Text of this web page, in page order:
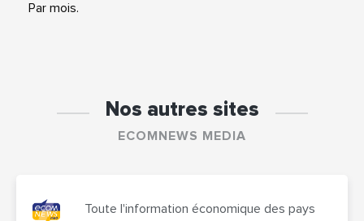
Par mois.
Nos autres sites
ECOMNEWS MEDIA
Toute l'information économique des pays